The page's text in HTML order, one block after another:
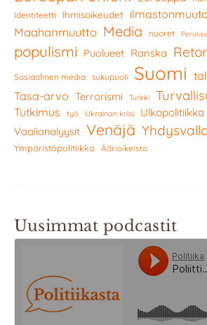
Identiteetti Ihmisoikeudet
Maahanmuutto Media nuoret
populismi Puolueet Ranska
Sosiaalinen media sukupuoli Suomi
Tasa-arvo Terrorismi Turkki
Tutkimus työ Ukrainan kriisi Ulkopolitiikka
Vaalianalyysit Venäjä
Ympäristöpolitiikka Äärioikeisto
Uusimmat podcastit